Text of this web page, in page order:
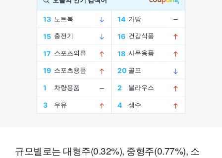
규모별로는 대형주(0.32%), 중형주(0.77%), 소